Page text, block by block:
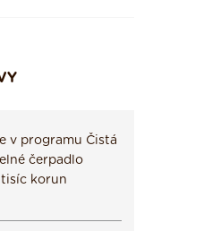
v programu Čistá
čerpadlo
korun